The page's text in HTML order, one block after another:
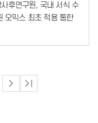
후연구원, 국내 서식 수
오믹스 최초 적용 통한